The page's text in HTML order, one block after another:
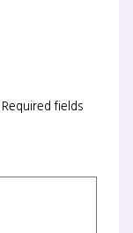
Required fields